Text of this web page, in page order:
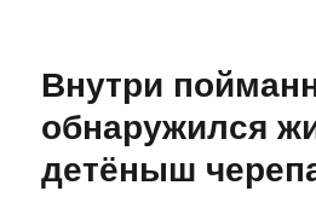
Внутри
обнаружился
детёныш